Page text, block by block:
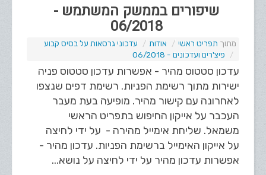
שיפורים בממשק המשתמש -
06/2018
תפריט ראשי אודות
עדכוני גרסאות על בסיס קבוע
פיצ'רים ועדכונים - 06/2018
עדכון סטטוס מהיר - אפשרות עדכון סטטוס פניה
ישירות מתוך רשימת הפניות. רשימת דפים שנצפו
לאחרונה עם קישור מהיר. מופיעה בעת מעבר
העכבר על אייקון החיפוש בתפריט הראשי
משמאל. שליחת אימייל מהירה - על ידי לחיצה
על אייקון האימייל ברשימת הפניות. עדכון מהיר -
אפשרות עדכון מהיר על ידי לחיצה על נושא...